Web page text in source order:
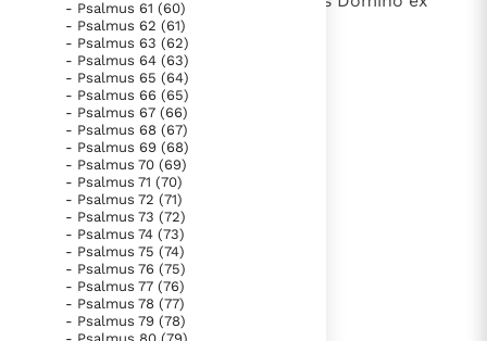
- Psalmus 61 (60)
- Psalmus 62 (61)
- Psalmus 63 (62)
- Psalmus 64 (63)
- Psalmus 65 (64)
- Psalmus 66 (65)
- Psalmus 67 (66)
- Psalmus 68 (67)
- Psalmus 69 (68)
- Psalmus 70 (69)
- Psalmus 71 (70)
- Psalmus 72 (71)
- Psalmus 73 (72)
- Psalmus 74 (73)
- Psalmus 75 (74)
- Psalmus 76 (75)
- Psalmus 77 (76)
- Psalmus 78 (77)
- Psalmus 79 (78)
hoc nunc et usque in saeculum.
lees verder